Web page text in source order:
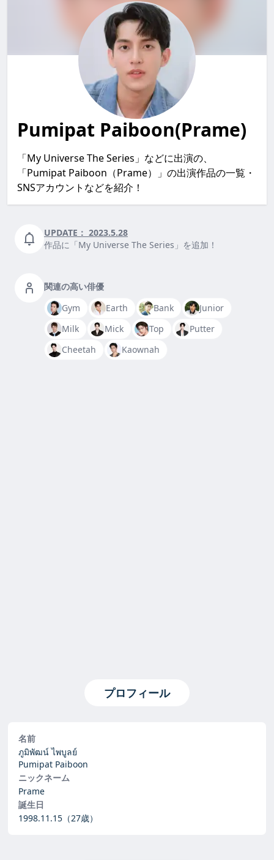
Pumipat Paiboon(Prame)
「My Universe The Series」などに出演の、
「Pumipat Paiboon（Prame）」の出演作品の一覧・
SNSアカウントなどを紹介！
UPDATE： 2023.5.28
作品に「My Universe The Series」を追加！
関連の高い俳優
Gym
Earth Bank
Junior
Milk
Mick Top
Putter
Cheetah
Kaownah
プロフィール
名前
ภูมิพัฒน์ ไพบูลย์
Pumipat Paiboon
ニックネーム
Prame
誕生日
1998.11.15 （27歳）